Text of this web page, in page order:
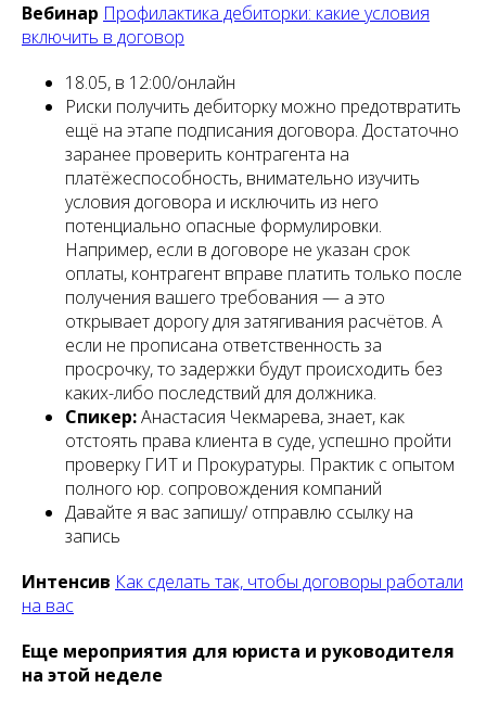
Вебинар Профилактика дебиторки: какие условия
включить в договор
18.05, в 12:00/онлайн
Риски получить дебиторку можно предотвратить
ещё на этапе подписания договора. Достаточно
заранее проверить контрагента на
платёжеспособность, внимательно изучить
условия договора и исключить из него
потенциально опасные формулировки.
Например, если в договоре не указан срок
оплаты, контрагент вправе платить только после
получения вашего требования — а это
открывает дорогу для затягивания расчётов. А
если не прописана ответственность за
просрочку, то задержки будут происходить без
каких-либо последствий для должника.
Спикер:Анастасия Чекмарева, знает, как
отстоять права клиента в суде, успешно пройти
проверку ГИТ и Прокуратуры. Практик с опытом
полного юр. сопровождения компаний
Давайте я вас запишу/ отправлю ссылку на
запись
Интенсив Как сделать так, чтобы договоры работали
на вас
Еще мероприятия для юриста и руководителя
на этой неделе